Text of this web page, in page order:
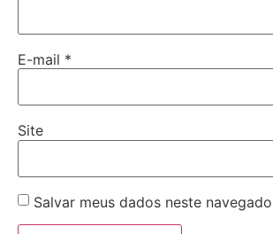
E-mail *
Site
Salvar meus dados neste